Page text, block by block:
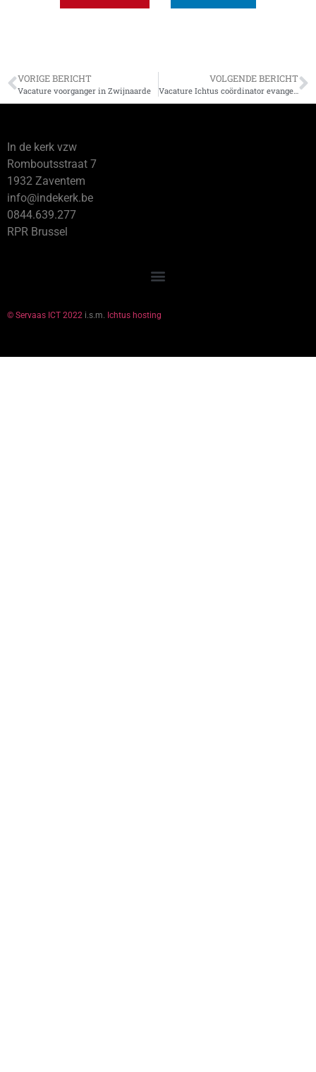
VORIGE BERICHT
Vacature voorganger in Zwijnaarde
VOLGENDE BERICHT
Vacature Ichtus coördinator evangelisatie
In de kerk vzw
Romboutsstraat 7
1932 Zaventem
info@indekerk.be
0844.639.277
RPR Brussel
© Servaas ICT 2022 i.s.m. Ichtus hosting